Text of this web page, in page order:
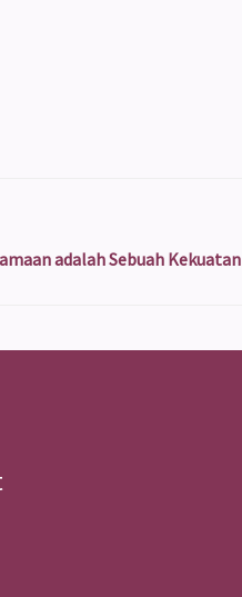
adalah Sebuah Kekuatan